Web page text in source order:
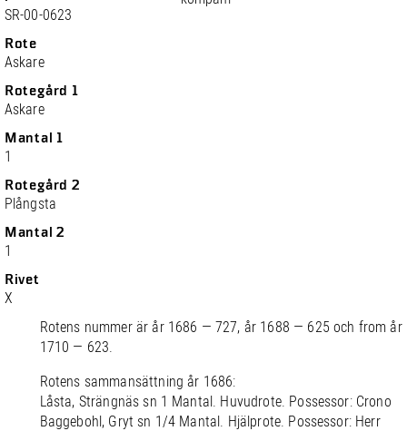
SR-00-0623
Rote
Askare
Rotegård 1
Askare
Mantal 1
1
Rotegård 2
Plångsta
Mantal 2
1
Rivet
X
Rotens nummer är år 1686 — 727, år 1688 — 625 och from år
1710 — 623.
Rotens sammansättning år 1686:
Låsta, Strängnäs sn 1 Mantal. Huvudrote. Possessor: Crono
Baggebohl, Gryt sn 1/4 Mantal. Hjälprote. Possessor: Herr